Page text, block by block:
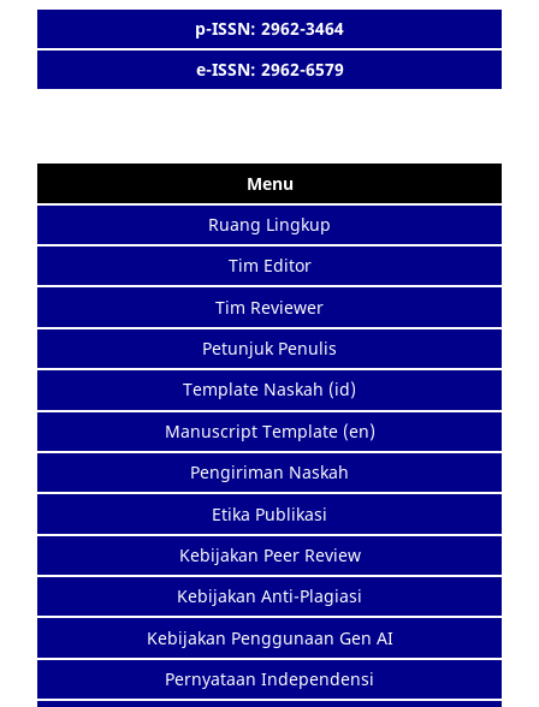
p-ISSN: 2962-3464
e-ISSN: 2962-6579
Menu
Ruang Lingkup
Tim Editor
Tim Reviewer
Petunjuk Penulis
Template Naskah (id)
Manuscript Template (en)
Pengiriman Naskah
Etika Publikasi
Kebijakan Peer Review
Kebijakan Anti-Plagiasi
Kebijakan Penggunaan Gen AI
Pernyataan Independensi